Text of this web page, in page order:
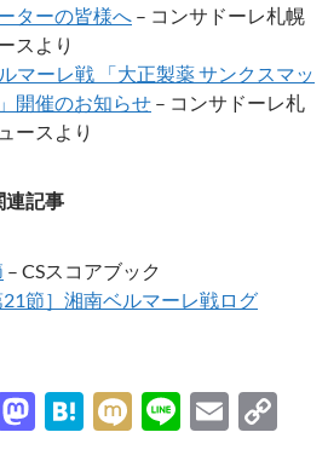
ターの皆様へ – コンサドーレ札幌
スより
マーレ戦 「大正製薬 サンクスマッ
開催のお知らせ – コンサドーレ札
ースより
連記事
– CSスコアブック
節］湘南ベルマーレ戦ログ
M H
M Li
E